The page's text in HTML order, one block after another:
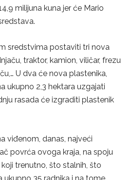
milijuna kuna jer će Mario
sredstvima postaviti tri nova
traktor, kamion, viličar, frezu
U dva će nova plastenika,
ukupno 2,3 hektara uzgajati
rasada će izgraditi plastenik
viđenom, danas, najveći
povrća ovoga kraja, na spoju
trenutno, što stalnih, što